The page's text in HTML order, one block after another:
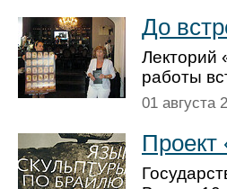
До
Лекторий
работы
01 августа
Проект